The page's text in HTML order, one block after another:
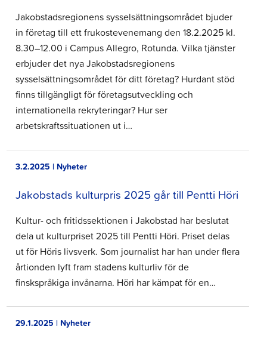
Jakobstadsregionens sysselsättningsområdet bjuder
in företag till ett frukostevenemang den 18.2.2025 kl.
8.30–12.00 i Campus Allegro, Rotunda. Vilka tjänster
erbjuder det nya Jakobstadsregionens
sysselsättningsområdet för ditt företag? Hurdant stöd
finns tillgängligt för företagsutveckling och
internationella rekryteringar? Hur ser
arbetskraftssituationen ut i…
3.2.2025 | Nyheter
Jakobstads kulturpris 2025 går till Pentti Höri
Kultur- och fritidssektionen i Jakobstad har beslutat
dela ut kulturpriset 2025 till Pentti Höri. Priset delas
ut för Höris livsverk. Som journalist har han under flera
årtionden lyft fram stadens kulturliv för de
finskspråkiga invånarna. Höri har kämpat för en…
29.1.2025 | Nyheter